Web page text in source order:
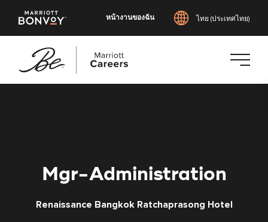
หน้างานของฉัน ไทย (ประเทศไทย)
Mgr-Administration
Renaissance Bangkok Ratchaprasong Hotel